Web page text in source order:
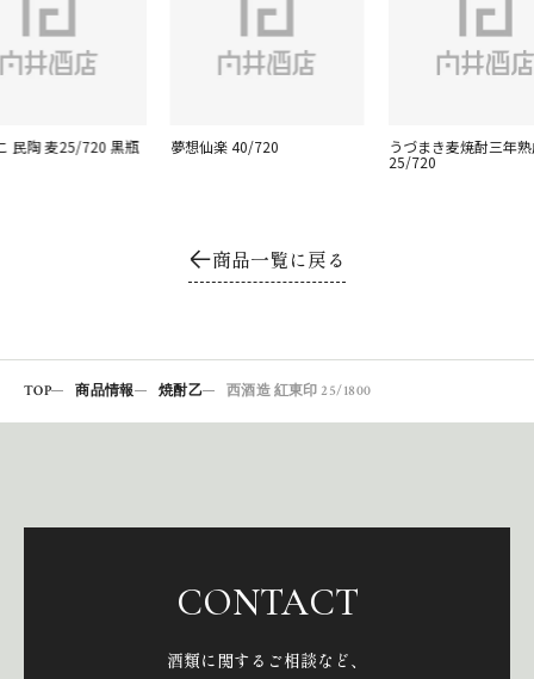
民陶 麦25/720 黒瓶 夢想仙楽 40/720 うづまき麦焼酎三年
25/720
商品一覧に戻る
TOP 商品情報 焼酎乙 西酒造 紅東印 25/1800
CONTACT
酒類に関するご相談など、